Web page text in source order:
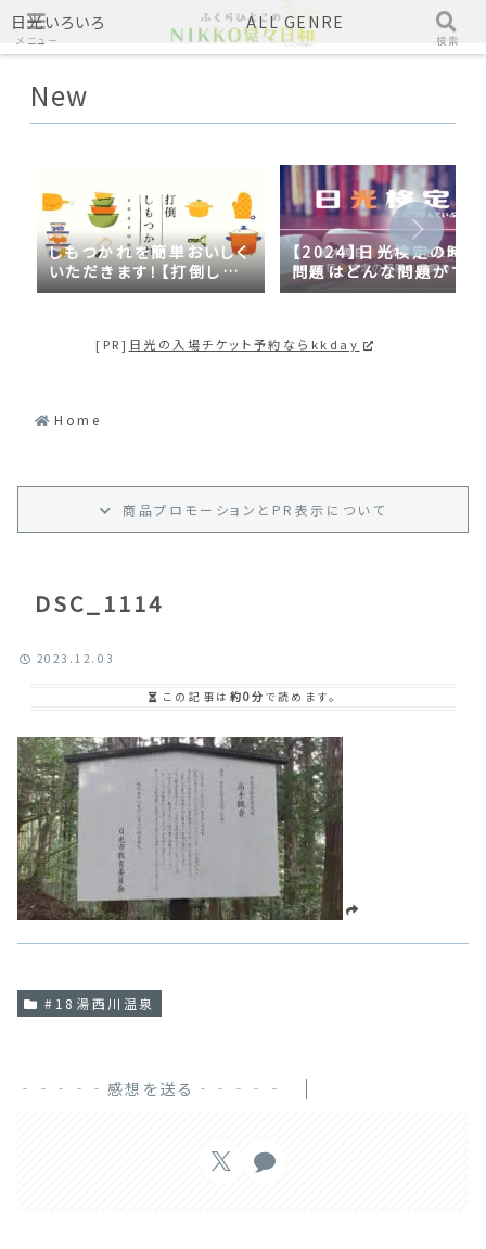
日光いろいろ ALL GENRE
New
しもつかれを簡単おいしく
いただきます！【打倒しも
つかれｓｅａｓｏｎ２】
【2024】日光検定の時事
問題はどんな問題がでる
の？2023年の時事問題
[PR] 日光の入場チケット予約ならkkday
Home
商品プロモーション と PR 表示 について
DSC_1114
2023.12.03
この記事は 約0分 で読めます。
#18湯西川温泉
‐‐‐‐‐感想を送る‐‐‐‐‐
メニュー 検索